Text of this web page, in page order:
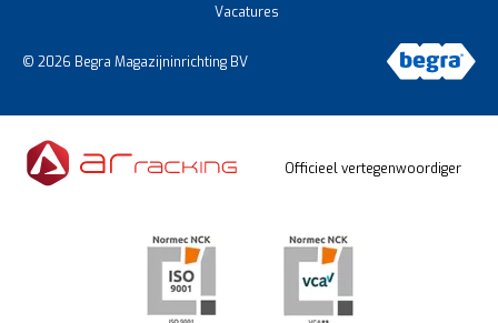
Vacatures
© 2026 Begra Magazijninrichting BV
Officieel vertegenwoordiger